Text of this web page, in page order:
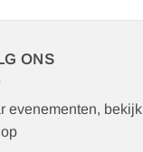
ONS
evenementen, bekijk